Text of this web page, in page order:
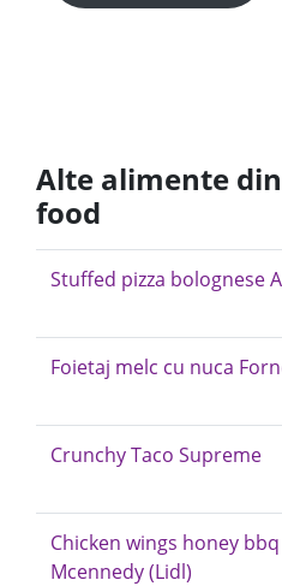
Alte alimente
food
Stuffed pizza bolognese
Foietaj melc cu nuca
Crunchy Taco Supreme
Chicken wings honey
Mcennedy (Lidl)